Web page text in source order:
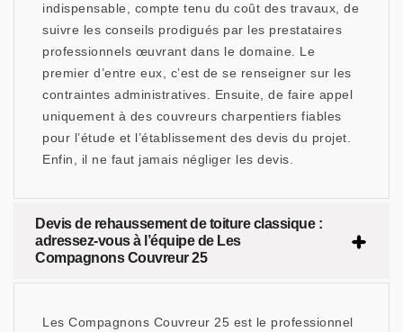
indispensable, compte tenu du coût des travaux, de
suivre les conseils prodigués par les prestataires
professionnels œuvrant dans le domaine. Le
premier d’entre eux, c’est de se renseigner sur les
contraintes administratives. Ensuite, de faire appel
uniquement à des couvreurs charpentiers fiables
pour l’étude et l’établissement des devis du projet.
Enfin, il ne faut jamais négliger les devis.
Devis de rehaussement de toiture classique :
adressez-vous à l’équipe de Les
Compagnons Couvreur 25
Les Compagnons Couvreur 25 est le professionnel